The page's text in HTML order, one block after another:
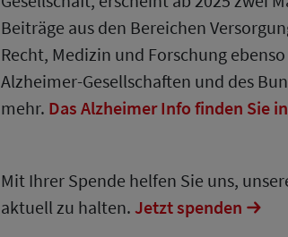
Beiträge aus den Bereichen
Recht, Medizin und Forschung
Alzheimer-Gesellschaften und des
mehr. Das Alzheimer Info finden Sie
Mit Ihrer Spende helfen Sie uns,
aktuell zu halten. Jetzt spenden